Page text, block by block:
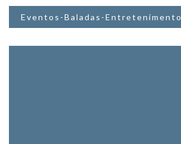
Eventos-Baladas-Entretenimento